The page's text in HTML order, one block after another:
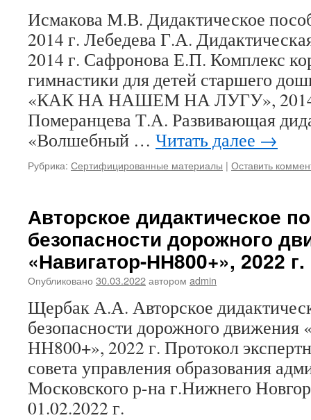
Исмакова М.В. Дидактическое
2014 г. Лебедева Г.А.
2014 г. Сафронова Е.П. Комплекс
гимнастики для детей старшего
«КАК НА НАШЕМ НА ЛУГУ», 2014
Померанцева Т.А. Развивающая
«Волшебный … Читать далее →
Рубрика: Сертифицированные материалы | Оставить
Авторское дидактическое
безопасности дорожного
«Навигатор-НН800+», 2022 г.
Опубликовано 30.03.2022автором admin
Щербак А.А. Авторское
безопасности дорожного движения
НН800+», 2022 г. Протокол
совета управления образования
Московского р-на г.Нижнего
01.02.2022 г.